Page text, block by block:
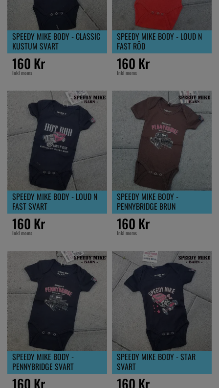
SPEEDY MIKE BODY - CLASSIC
KUSTUM SVART
160 Kr
Inkl moms
SPEEDY MIKE BODY - LOUD N
FAST RÖD
160 Kr
Inkl moms
SPEEDY MIKE BODY - LOUD N
FAST SVART
160 Kr
Inkl moms
SPEEDY MIKE BODY -
PENNYBRIDGE BRUN
160 Kr
Inkl moms
SPEEDY MIKE BODY -
PENNYBRIDGE SVART
160 Kr
SPEEDY MIKE BODY - STAR
SVART
160 Kr